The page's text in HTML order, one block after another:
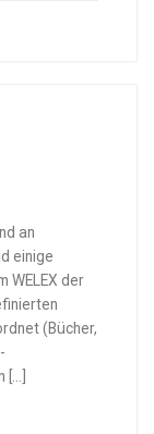
an
einige
WELEX der
(Bücher,
[…]